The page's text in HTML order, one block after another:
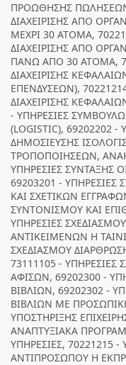
ΠΡΟΩΘΗΣΗΣ
ΔΙΑΧΕΙΡΙΣΗΣ ΑΠΟ
ΜΕΧΡΙ 30 ΑΤΟΜΑ,
ΔΙΑΧΕΙΡΙΣΗΣ ΑΠΟ
ΠΑΝΩ ΑΠΟ 30 ΑΤΟΜΑ,
ΔΙΑΧΕΙΡΙΣΗΣ
ΕΠΕΝΔΥΣΕΩΝ),
ΔΙΑΧΕΙΡΙΣΗΣ
- ΥΠΗΡΕΣΙΕΣ
(LOGISTIC), 69202202
ΔΗΜΟΣΙΕΥΣΗΣ
ΤΡΟΠΟΠΟΙΗΣΕΩΝ,
ΥΠΗΡΕΣΙΕΣ ΣΥΝΤΑΞΗΣ
69203201 -
ΚΑΙ ΣΧΕΤΙΚΩΝ
ΣΥΝΤΟΝΙΣΜΟΥ ΚΑΙ
ΥΠΗΡΕΣΙΕΣ
ΑΝΤΙΚΕΙΜΕΝΩΝ Η
ΣΧΕΔΙΑΣΜΟΥ
73111105 - ΥΠΗΡΕΣΙΕΣ
ΑΦΙΣΩΝ, 69202300 -
ΒΙΒΛΙΩΝ, 69202302 -
ΒΙΒΛΙΩΝ ΜΕ
ΥΠΟΣΤΗΡΙΞΗΣ
ΑΝΑΠΤΥΞΙΑΚΑ
ΥΠΗΡΕΣΙΕΣ, 70221215
ΑΝΤΙΠΡΟΣΩΠΟΥ Η